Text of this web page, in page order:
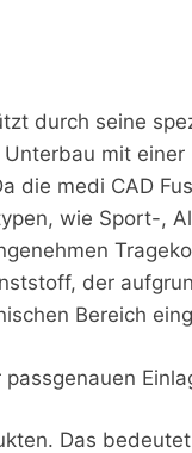
durch seine
mit einer
die medi CAD
wie Sport-,
der
Bereich
Das